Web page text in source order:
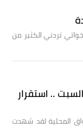
تردني الكثير من
.. استقرار
المحلية لقد شهدت